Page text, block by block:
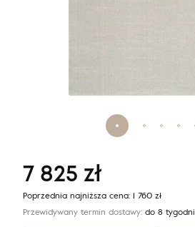
7 825 zł
Poprzednia najniższa cena: 1 760 zł
Przewidywany termin dostawy: do 8 tygodni